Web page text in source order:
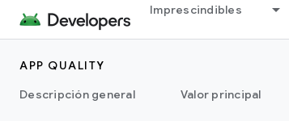
Imprescindibles
APP QUALITY
Descripción general
Valor principal